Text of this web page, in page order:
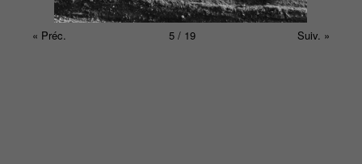
« Préc. Suiv. »
5 / 19